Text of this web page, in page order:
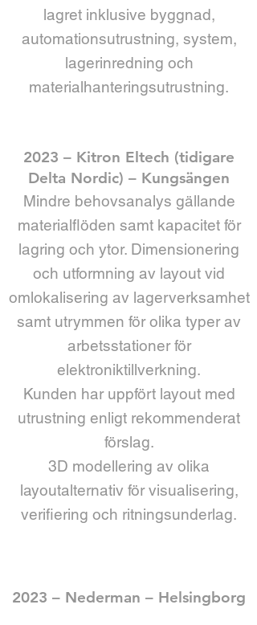
lagret inklusive byggnad,
automationsutrustning, system,
lagerinredning och
materialhanteringsutrustning.
2023 – Kitron Eltech (tidigare
Delta Nordic) – Kungsängen
Mindre behovsanalys gällande
materialflöden samt kapacitet för
lagring och ytor. Dimensionering
och utformning av layout vid
omlokalisering av lagerverksamhet
samt utrymmen för olika typer av
arbetsstationer för
elektroniktillverkning.
Kunden har uppfört layout med
utrustning enligt rekommenderat
förslag.
3D modellering av olika
layoutalternativ för visualisering,
verifiering och ritningsunderlag.
2023 – Nederman – Helsingborg